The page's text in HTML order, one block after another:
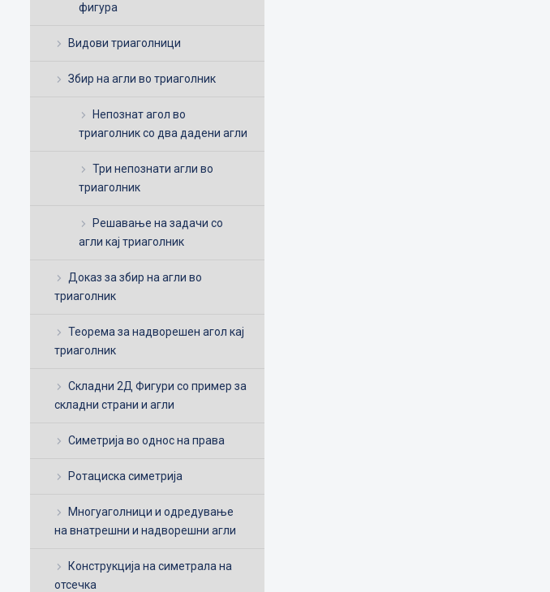
фигура
Видови триаголници
Збир на агли во триаголник
Непознат агол во
триаголник со два дадени агли
Три непознати агли во
триаголник
Решавање на задачи со
агли кај триаголник
Доказ за збир на агли во
триаголник
Теорема за надворешен агол кај
триаголник
Складни 2Д Фигури со пример за
складни страни и агли
Симетрија во однос на права
Ротациска симетрија
Многуаголници и одредување
на внатрешни и надворешни агли
Конструкција на симетрала на
отсечка